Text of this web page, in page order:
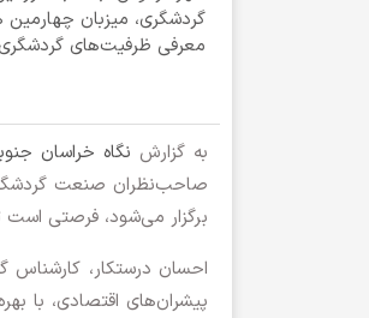
گردشگری، میزبان
معرفی ظرفیت‌های
به گزارش نگاه خراسان
صاحب‌نظران صنعت
برگزار می‌شود، فرصتی
احسان درستکار، کارشناس
پیشران‌های اقتصادی، با